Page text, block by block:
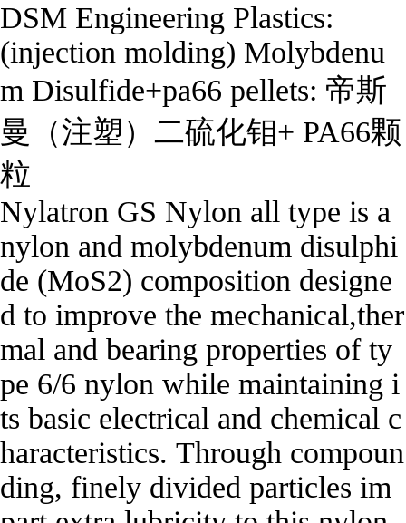
DSM Engineering Plastics:
(injection molding) Molybdenu
m Disulfide+pa66 pellets: 帝斯
曼（注塑）二硫化钼+ PA66颗
粒
Nylatron GS Nylon all type is a
nylon and molybdenum disulphi
de (MoS2) composition designe
d to improve the mechanical,ther
mal and bearing properties of ty
pe 6/6 nylon while maintaining i
ts basic electrical and chemical c
haracteristics. Through compoun
ding, finely divided particles im